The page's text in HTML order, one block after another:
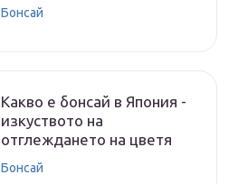
Бонсай
Какво е бонсай в Япония -
изкуството на
отглеждането на цветя
Бонсай